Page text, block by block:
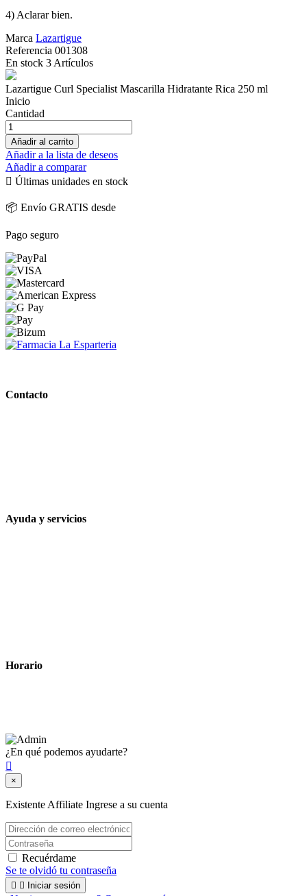
4) Aclarar bien.
Marca Lazartigue
Referencia 001308
En stock 3 Artículos
Lazartigue Curl Specialist Mascarilla Hidratante Rica 250 ml
Inicio
Cantidad
Añadir al carrito
Añadir a la lista de deseos
Añadir a comparar
 Últimas unidades en stock
📦 Envío GRATIS desde
Pago seguro
Contacto
Ayuda y servicios
Horario
¿En qué podemos ayudarte?

×
Existente Affiliate Ingrese a su cuenta
Recuérdame
Se te olvidó tu contraseña
  Iniciar sesión